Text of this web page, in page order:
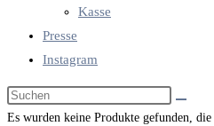
Kasse
Presse
Instagram
Diese
Website
Es wurden keine Produkte gefunden,